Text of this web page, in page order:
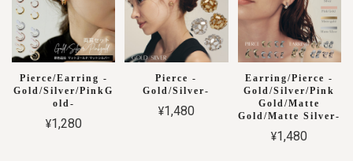
Pierce/Earring -
Gold/Silver/PinkG
old-
¥1,280
Pierce -
Gold/Silver-
¥1,480
Earring/Pierce -
Gold/Silver/Pink
Gold/Matte
Gold/Matte Silver-
¥1,480